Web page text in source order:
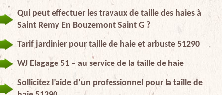
Qui peut effectuer les travaux de taille des haies à
Saint Remy En Bouzemont Saint G ?
Tarif jardinier pour taille de haie et arbuste 51290
WJ Elagage 51 – au service de la taille de haie
Sollicitez l’aide d’un professionnel pour la taille de